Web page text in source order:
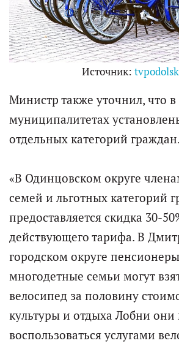
Источник:
Министр также уточнил, что
муниципалитетах
отдельных категорий граждан.
«В Одинцовском округе
семей и льготных категорий
предоставляется скидка 30-
действующего тарифа. В
городском округе
многодетные семьи могут
велосипед за половину
культуры и отдыха Лобни они
воспользоваться услугами